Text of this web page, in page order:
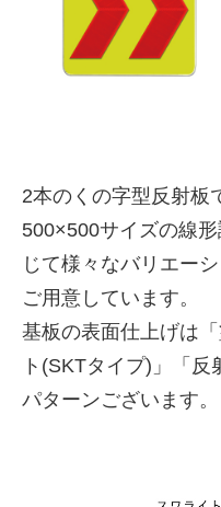
株式会社吾妻製
内
2本のくの字型反射板
500×500サイズの線
じて様々なバリエー
ご用意しています。
基板の表面仕上げは
ト(SKTタイプ)」「
パターンございます。